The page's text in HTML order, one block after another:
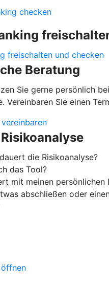
checken
freischalten und checken
Beratung
Sie gerne persönlich
Vereinbaren Sie einen
die Risikoanalyse?
das Tool?
mit meinen persönlichen
abschließen oder
öffnen